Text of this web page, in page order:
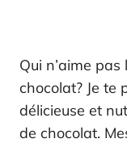
Qui n’aime
chocolat? Je te
délicieuse et
de chocolat.